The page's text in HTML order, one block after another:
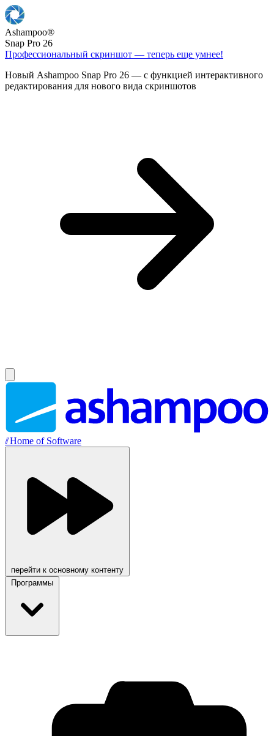
Ashampoo®
Snap Pro 26
Профессиональный скриншот — теперь еще умнее!
Новый Ashampoo Snap Pro 26 — с функцией интерактивного
редактирования для нового вида скриншотов
//Home of Software
перейти к основному контенту
Программы